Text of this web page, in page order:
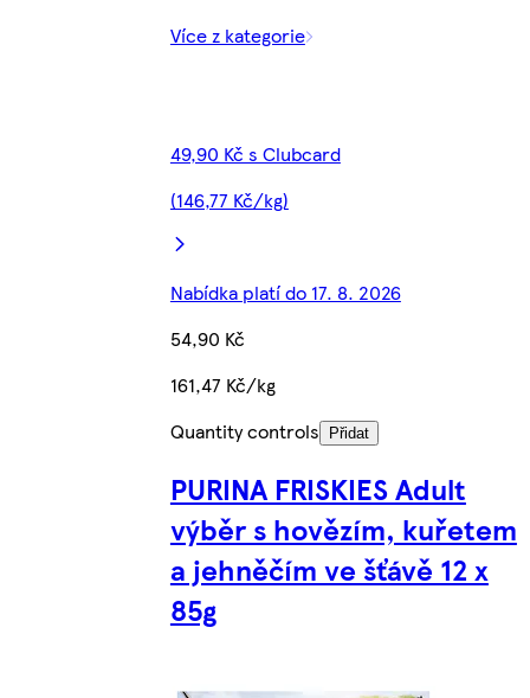
Více z kategorie
49,90 Kč s Clubcard
(146,77 Kč/kg)
Nabídka platí do 17. 8. 2026
54,90 Kč
161,47 Kč/kg
Quantity controls
Přidat
PURINA FRISKIES Adult
výběr s hovězím, kuřetem
a jehněčím ve šťávě 12 x
85g